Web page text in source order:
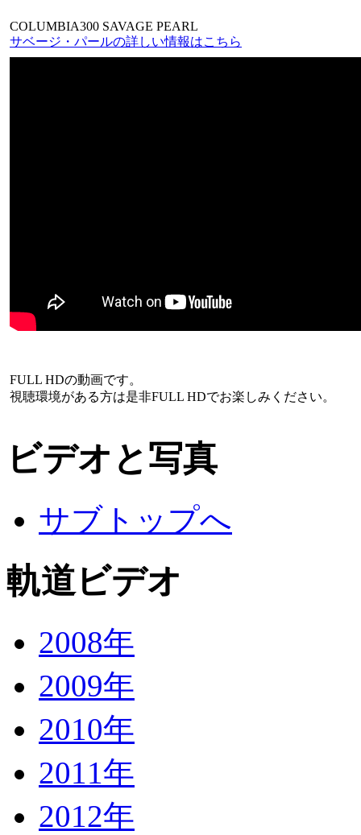
COLUMBIA300 SAVAGE PEARL
サベージ・パールの詳しい情報はこちら
FULL HDの動画です。
視聴環境がある方は是非FULL HDでお楽しみください。
ビデオと写真
サブトップへ
軌道ビデオ
2008年
2009年
2010年
2011年
2012年